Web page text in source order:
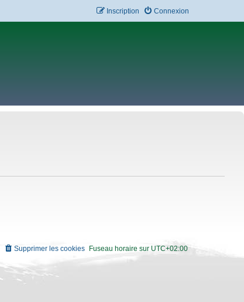
Connexion
Inscription
Fuseau horaire sur UTC+02:00
Supprimer les cookies